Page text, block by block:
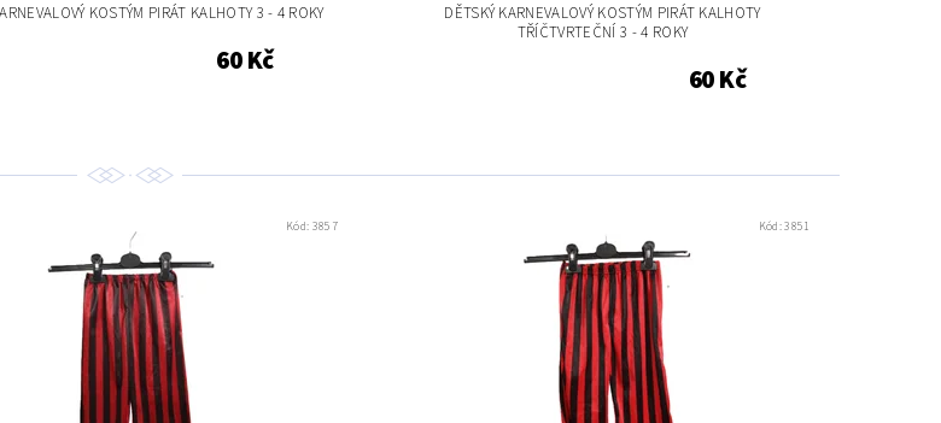
KOSTÝM PIRÁT KALHOTY 3 - 4 ROKY
60 Kč
DĚTSKÝ KARNEVALOVÝ KOSTÝM PIRÁT KALHOTY
TŘÍČTVRTEČNÍ 3 - 4 ROKY
60 Kč
Kód: 3857 Kód:3851